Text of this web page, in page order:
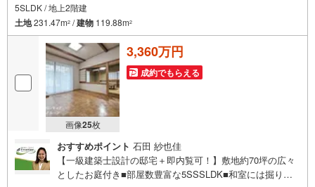
5SLDK / 地上2階建
土地231.47m2 /建物 119.88m2
画像25枚
3,360万円
成約でもらえる
おすすめポイント 石田 紗也佳
【一級建築士設計の邸宅＋即内覧可！】敷地約70坪の広々
としたお庭付き■部屋数豊富な5SSSLDK■和室には掘りご